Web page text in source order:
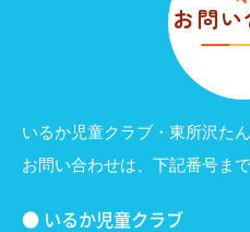
お問
いるか児童クラブ・東所沢た
お問い合わせは、 下記番号ま
● いるか児童クラブ